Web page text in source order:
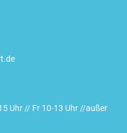
Uhr // Fr 10-13 Uhr //außer